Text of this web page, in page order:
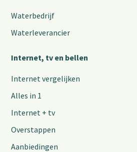
Waterbedrijf
Waterleverancier
Internet, tv en bellen
Internet vergelijken
Alles in 1
Internet + tv
Overstappen
Aanbiedingen